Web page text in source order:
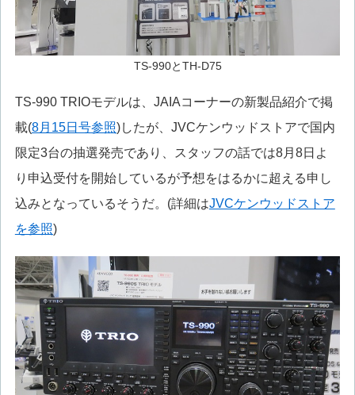
TS-990とTH-D75
TS-990 TRIOモデルは、JAIAコーナーの新製品紹介で掲
載(8月15日号参照)したが、JVCケンウッドストアで国内
限定3台の抽選発売であり、スタッフの話では8月8日よ
り申込受付を開始しているが予想をはるかに超える申し
込みとなっているそうだ。(詳細はJVCケンウッドストア
を参照)